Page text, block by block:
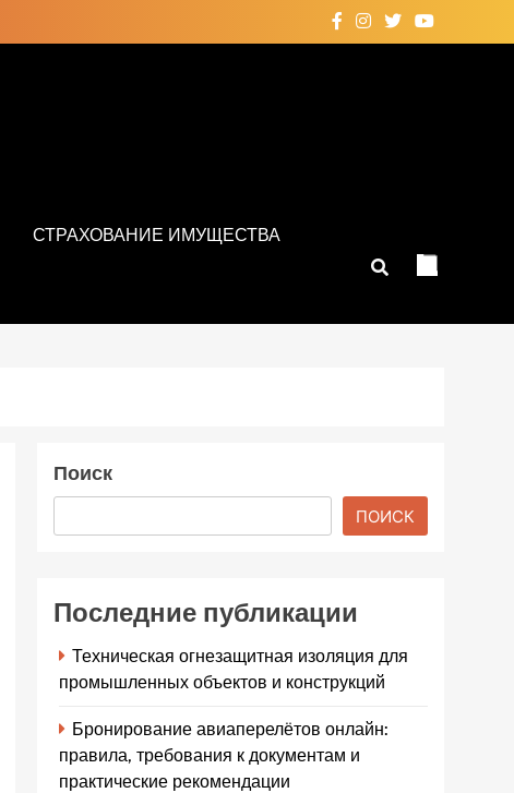
СТРАХОВАНИЕ ИМУЩЕСТВА
Поиск
ПОИСК
Последние публикации
Техническая огнезащитная изоляция для
промышленных объектов и конструкций
Бронирование авиаперелётов онлайн:
правила, требования к документам и
практические рекомендации